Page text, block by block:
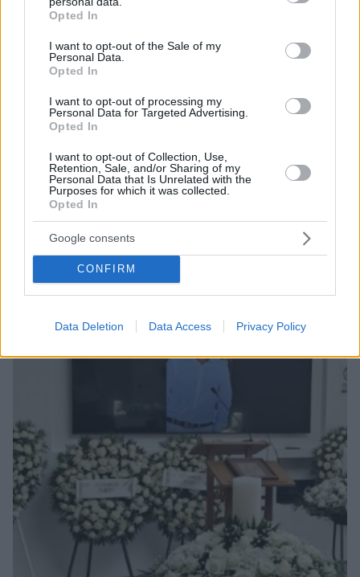
grant or deny consent to Google and its third-party tags to
use your data for below specified purposes in below Google
consent section.
Opted In
I want to opt-out of the Sale of my
Personal Data.
Opted In
I want to opt-out of processing my
Personal Data for Targeted Advertising.
Opted In
I want to opt-out of Collection, Use,
Retention, Sale, and/or Sharing of my
Personal Data that Is Unrelated with the
Purposes for which it was collected.
Opted In
Google consents
CONFIRM
Data Deletion Data Access Privacy Policy
Στη ΓΑΔΑ κρατείται η 46χρονη που κατηγορείται
για την επίθεση στη Marfin, δείτε βίντεο και
φωτογραφίες
06.08.2026, 23:17